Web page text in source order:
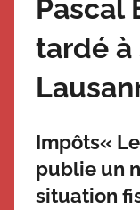
Pascal
tardé à
Impôts«
publie un
situation